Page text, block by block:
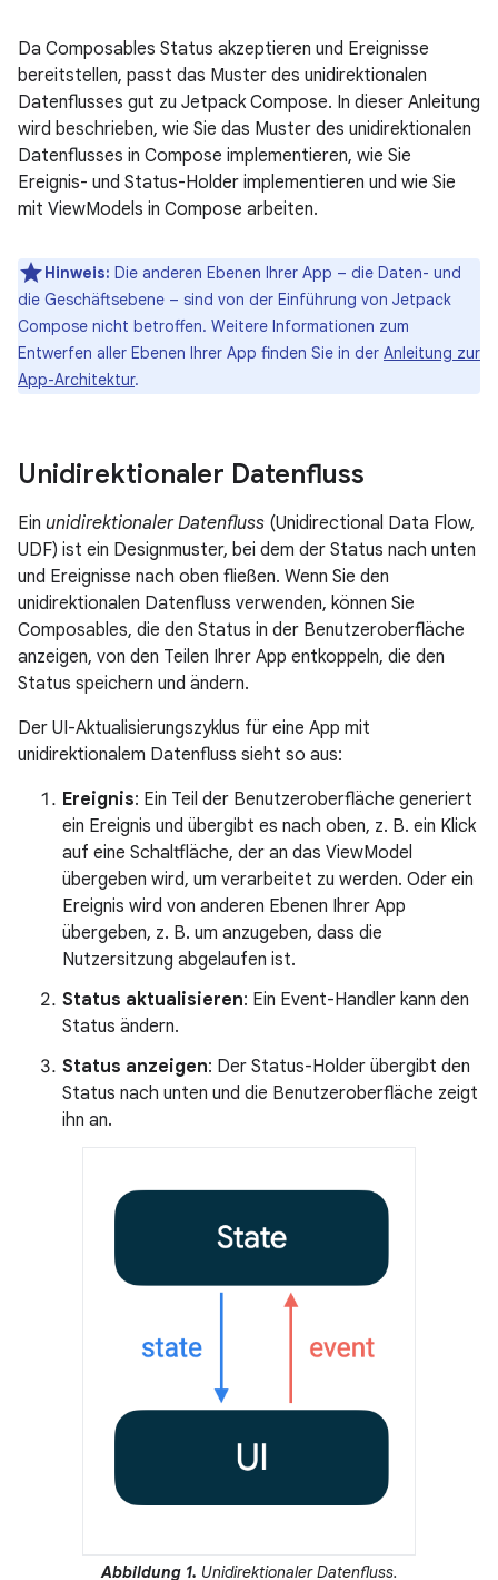
Da Composables Status akzeptieren und Ereignisse
bereitstellen, passt das Muster des unidirektionalen
Datenflusses gut zu Jetpack Compose. In dieser Anleitung
wird beschrieben, wie Sie das Muster des unidirektionalen
Datenflusses in Compose implementieren, wie Sie
Ereignis- und Status-Holder implementieren und wie Sie
mit ViewModels in Compose arbeiten.
Hinweis: Die anderen Ebenen Ihrer App – die Daten- und
die Geschäftsebene – sind von der Einführung von Jetpack
Compose nicht betroffen. Weitere Informationen zum
Entwerfen aller Ebenen Ihrer App finden Sie in der Anleitung zur
App-Architektur.
Unidirektionaler Datenfluss
Ein unidirektionaler Datenfluss (Unidirectional Data Flow,
UDF) ist ein Designmuster, bei dem der Status nach unten
und Ereignisse nach oben fließen. Wenn Sie den
unidirektionalen Datenfluss verwenden, können Sie
Composables, die den Status in der Benutzeroberfläche
anzeigen, von den Teilen Ihrer App entkoppeln, die den
Status speichern und ändern.
Der UI-Aktualisierungszyklus für eine App mit
unidirektionalem Datenfluss sieht so aus:
Ereignis: Ein Teil der Benutzeroberfläche generiert
ein Ereignis und übergibt es nach oben, z. B. ein Klick
auf eine Schaltfläche, der an das ViewModel
übergeben wird, um verarbeitet zu werden. Oder ein
Ereignis wird von anderen Ebenen Ihrer App
übergeben, z. B. um anzugeben, dass die
Nutzersitzung abgelaufen ist.
Status aktualisieren: Ein Event-Handler kann den
Status ändern.
Status anzeigen: Der Status-Holder übergibt den
Status nach unten und die Benutzeroberfläche zeigt
ihn an.
Abbildung 1. Unidirektionaler Datenfluss.